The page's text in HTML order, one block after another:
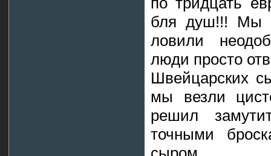
бля душ!!! Мы
ловили
люди просто
Швейцарских
мы везли
решил
точными